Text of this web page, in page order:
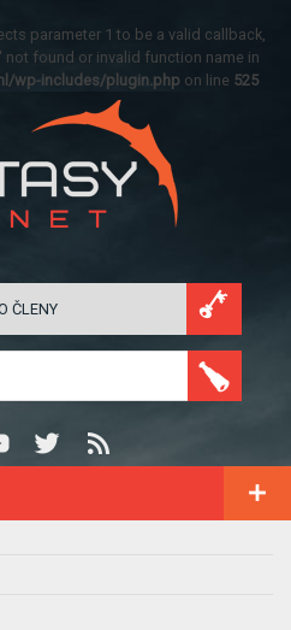
parameter 1 to be a valid callback,
found or invalid function name in
wp-includes/plugin.php on line 525
ČLENY